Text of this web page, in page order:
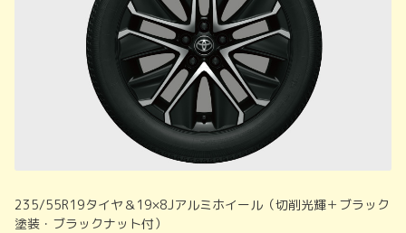
235/55R19タイヤ＆19×8Jアルミホイール（切削光輝＋ブラック
塗装・ブラックナット付）